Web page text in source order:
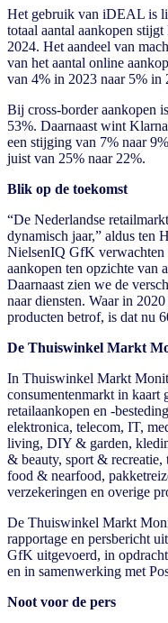
Het gebruik van iDEAL is
totaal aantal aankopen
2024. Het aandeel van
van het aantal online
van 4% in 2023 naar 5% in
Bij cross-border aankopen
53%. Daarnaast wint
een stijging van 7% naar
juist van 25% naar 22%.
Blik op de toekomst
“De Nederlandse
dynamisch jaar,” aldus ten
NielsenIQ GfK verwachten
aankopen ten opzichte van
Daarnaast zien we de
naar diensten. Waar in
producten betrof, is dat nu
De Thuiswinkel Markt
In Thuiswinkel Markt
consumentenmarkt in kaart
retailaankopen en -
elektronica, telecom, IT,
living, DIY & garden,
& beauty, sport & recreatie,
food & nearfood,
verzekeringen en overige
De Thuiswinkel Markt
rapportage en persbericht
GfK uitgevoerd, in
en in samenwerking met
Noot voor de pers